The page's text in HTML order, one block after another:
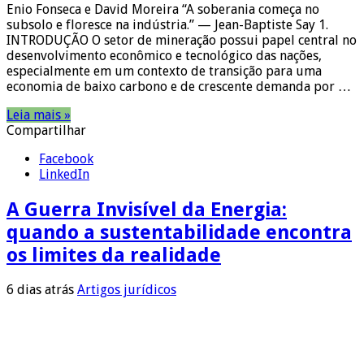
Enio Fonseca e David Moreira “A soberania começa no
subsolo e floresce na indústria.” — Jean-Baptiste Say 1.
INTRODUÇÃO O setor de mineração possui papel central no
desenvolvimento econômico e tecnológico das nações,
especialmente em um contexto de transição para uma
economia de baixo carbono e de crescente demanda por …
Leia mais »
Compartilhar
Facebook
LinkedIn
A Guerra Invisível da Energia:
quando a sustentabilidade encontra
os limites da realidade
6 dias atrás Artigos jurídicos